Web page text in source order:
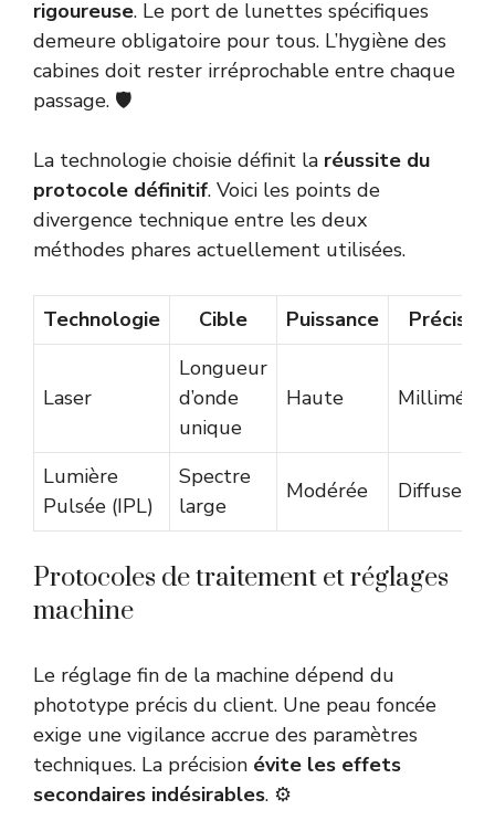
rigoureuse. Le port de lunettes spécifiques
demeure obligatoire pour tous. L’hygiène des
cabines doit rester irréprochable entre chaque
passage. 🛡️
La technologie choisie définit la réussite du
protocole définitif. Voici les points de
divergence technique entre les deux
méthodes phares actuellement utilisées.
Technologie Cible Puissance Précision
Laser
Longueur
d’onde
unique
Haute
Lumière
Pulsée (IPL)
Spectre
large
Modérée Diffuse
Protocoles de traitement et réglages
machine
Le réglage fin de la machine dépend du
phototype précis du client. Une peau foncée
exige une vigilance accrue des paramètres
techniques. La précision évite les effets
secondaires indésirables. ⚙️